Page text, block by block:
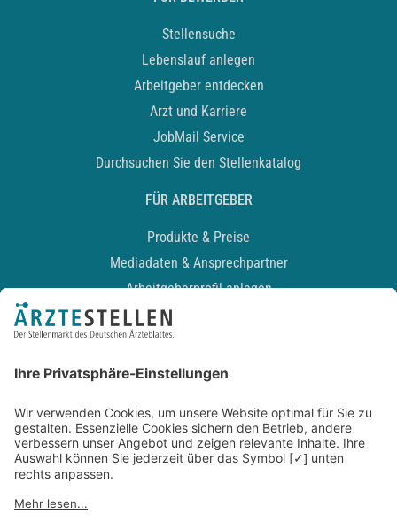
Stellensuche
Lebenslauf anlegen
Arbeitgeber entdecken
Arzt und Karriere
JobMail Service
Durchsuchen Sie den Stellenkatalog
FÜR ARBEITGEBER
Produkte & Preise
Mediadaten & Ansprechpartner
Arbeitgeberprofil anlegen
Recruiting-Podcast
Kontakt
Datenschutz
Newsletter